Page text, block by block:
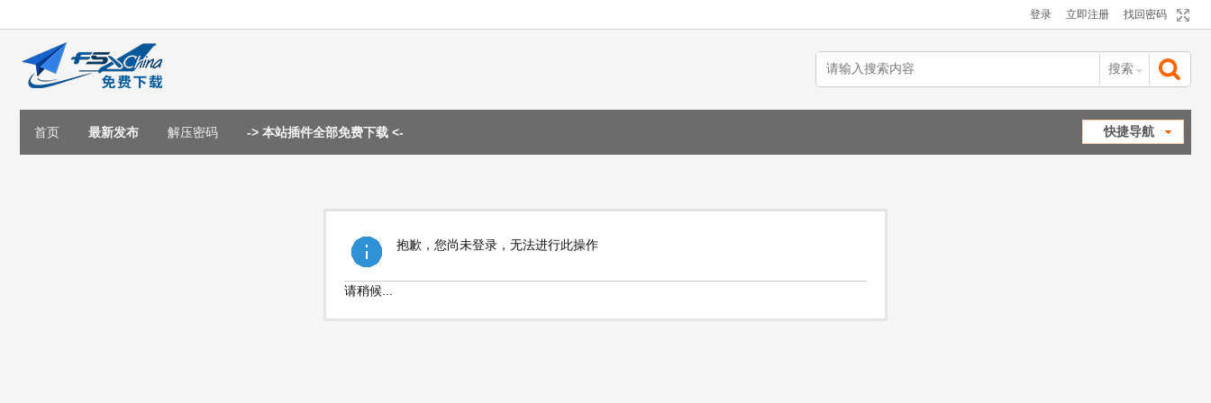
登录 立即注册 找回密码
搜索
快捷导航
首页 最新发布 解压密码 -> 本站插件全部免费下载 <-
抱歉，您尚未登录，无法进行此操作
请稍候...